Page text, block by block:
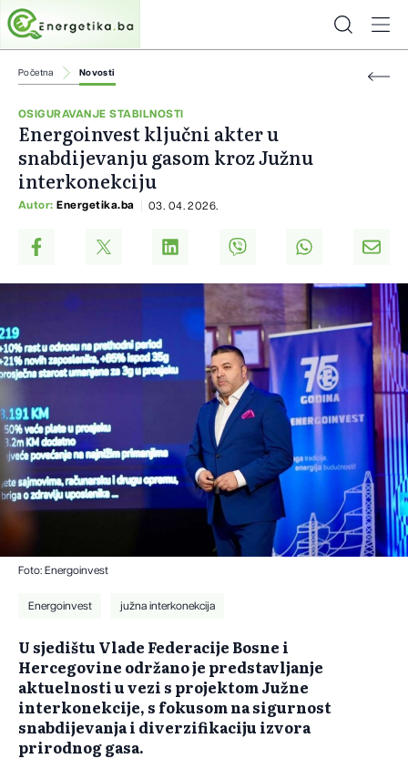
Početna Novosti
OSIGURAVANJE STABILNOSTI
Energoinvest ključni akter u
snabdijevanju gasom kroz Južnu
interkonekciju
Autor: Energetika.ba 03. 04. 2026.
Foto: Energoinvest
Energoinvest južna interkonekcija
U sjedištu Vlade Federacije Bosne i
Hercegovine održano je predstavljanje
aktuelnosti u vezi s projektom Južne
interkonekcije, s fokusom na sigurnost
snabdijevanja i diverzifikaciju izvora
prirodnog gasa.